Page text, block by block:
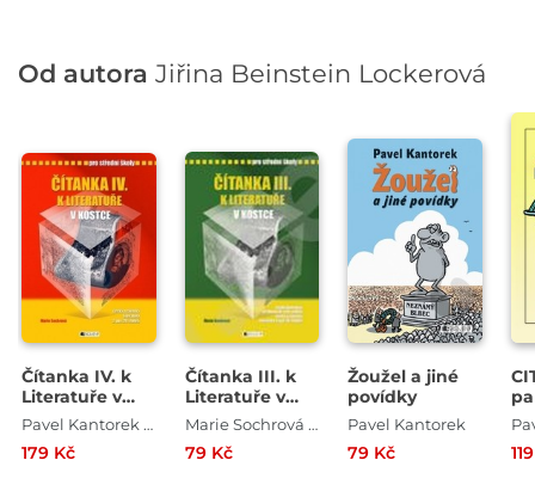
Od autora Jiřina Beinstein Lockerová
Čítanka IV. k
Literatuře v
kostce pro SŠ Pavel Kantorek , Marie Sochrová
179 Kč
Čítanka III. k
Literatuře v
kostce pro SŠ Marie Sochrová , Pavel Kantorek
79 Kč
Žoužel a jiné
povídky
Pavel Kantorek
79 Kč